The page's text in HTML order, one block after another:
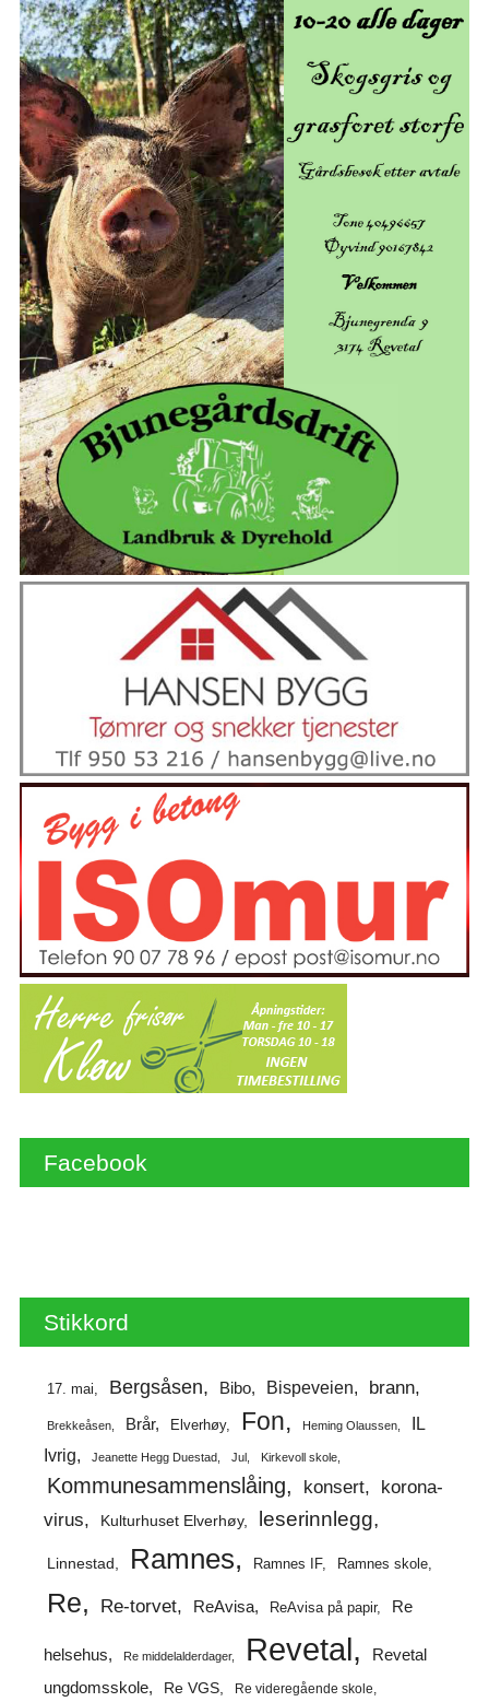
Facebook
Stikkord
17. mai Bergsåsen Bibo Bispeveien brann
Brekkeåsen Brår Elverhøy Fon Heming Olaussen
IL
Ivrig
Jeanette Hegg Duestad Jul Kirkevoll skole
Kommunesammenslåing konsert
korona-
virus
Kulturhuset Elverhøy leserinnlegg
Linnestad Ramnes Ramnes IF Ramnes skole
Re Re-torvet ReAvisa ReAvisa på papir Re
helsehus Re middelalderdager Revetal
Revetal
ungdomsskole
Re VGS Re videregående skole